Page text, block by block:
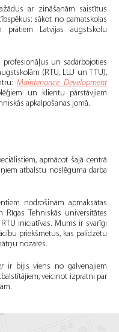
ar zināšanām saistītus
sākot no pamatskolas
prātiem Latvijas augstskolu
un sadarbojoties
(RTU, LLU un TTU),
Maintenance Development
un klientu pārstāvjiem
apkalpošanas jomā.
apmācot šajā centrā
atbalstu noslēguma darba
nodrošinām apmaksātas
Rīgas Tehniskās universitātes
iniciatīvas. Mums ir svarīgi
priekšmetus, kas palīdzētu
nozarēs.
ir bijis viens no galvenajiem
veicinot izpratni par